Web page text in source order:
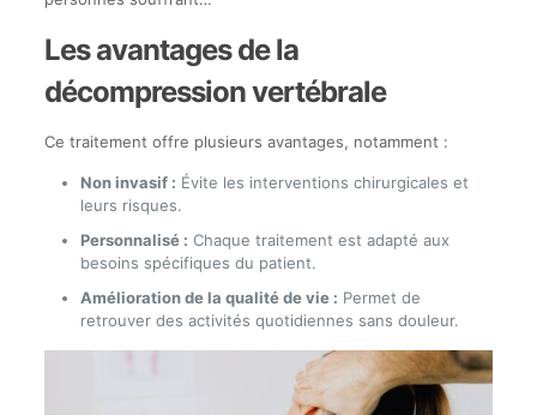
Les avantages de la
décompression vertébrale
Ce traitement offre plusieurs avantages, notamment :
Non invasif : Évite les interventions chirurgicales et
leurs risques.
Personnalisé : Chaque traitement est adapté aux
besoins spécifiques du patient.
Amélioration de la qualité de vie : Permet de
retrouver des activités quotidiennes sans douleur.